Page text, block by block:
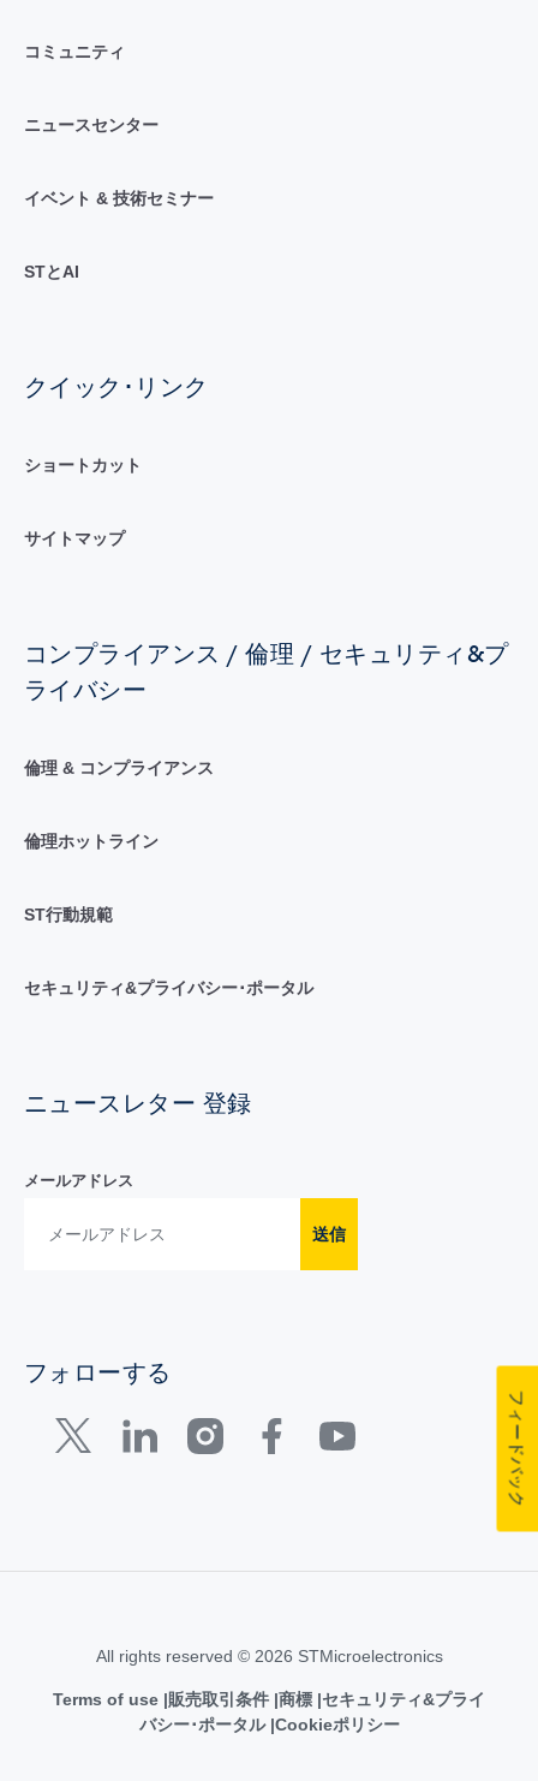
コミュニティ
ニュースセンター
イベント & 技術セミナー
STとAI
クイック･リンク
ショートカット
サイトマップ
コンプライアンス / 倫理 / セキュリティ&プ
ライバシー
倫理 & コンプライアンス
倫理ホットライン
ST行動規範
セキュリティ&プライバシー･ポータル
ニュースレター 登録
メールアドレス
送信
フォローする
All rights reserved © 2026 STMicroelectronics
Terms of use 販売取引条件 商標 セキュリティ&プライ
バシー･ポータル Cookieポリシー
フィードバック